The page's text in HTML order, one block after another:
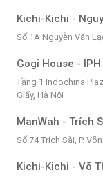
Kichi-Kichi -
Số 1A Nguyễn Văn
Gogi House - IPH
Tầng 1 Indochina
Giấy, Hà Nội
ManWah - Trích
Số 74 Trích Sài, P.
Kichi-Kichi - Võ